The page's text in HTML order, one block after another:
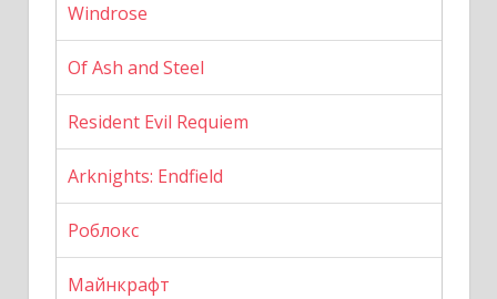
Windrose
Of Ash and Steel
Resident Evil Requiem
Arknights: Endfield
Роблокс
Майнкрафт